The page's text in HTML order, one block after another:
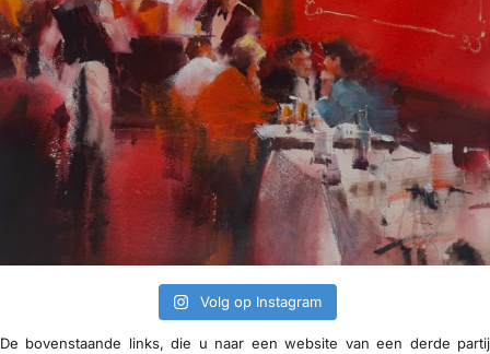
Volg op Instagram
De bovenstaande links, die u naar een website van een derde partij